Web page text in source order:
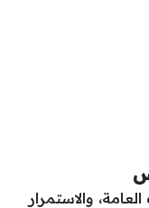
والاستمرار